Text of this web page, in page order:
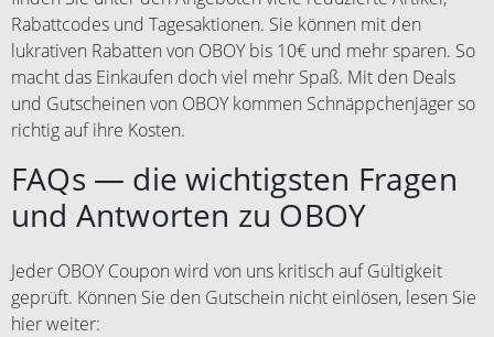
Rabattcodes und Tagesaktionen. Sie können mit den
lukrativen Rabatten von OBOY bis 10€ und mehr sparen. So
macht das Einkaufen doch viel mehr Spaß. Mit den Deals
und Gutscheinen von OBOY kommen Schnäppchenjäger so
richtig auf ihre Kosten.
FAQs — die wichtigsten Fragen
und Antworten zu OBOY
Jeder OBOY Coupon wird von uns kritisch auf Gültigkeit
geprüft. Können Sie den Gutschein nicht einlösen, lesen Sie
hier weiter: